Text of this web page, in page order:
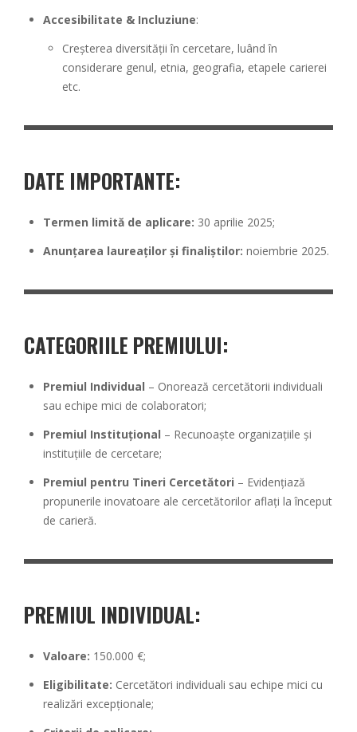
Accesibilitate & Incluziune:
Creșterea diversității în cercetare, luând în
considerare genul, etnia, geografia, etapele carierei
etc.
DATE IMPORTANTE:
Termen limită de aplicare: 30 aprilie 2025;
Anunțarea laureaților și finaliștilor: noiembrie 2025.
CATEGORIILE PREMIULUI:
Premiul Individual – Onorează cercetătorii individuali
sau echipe mici de colaboratori;
Premiul Instituțional – Recunoaște organizațiile și
instituțiile de cercetare;
Premiul pentru Tineri Cercetători – Evidențiază
propunerile inovatoare ale cercetătorilor aflați la început
de carieră.
PREMIUL INDIVIDUAL:
Valoare: 150.000 €;
Eligibilitate: Cercetători individuali sau echipe mici cu
realizări excepționale;